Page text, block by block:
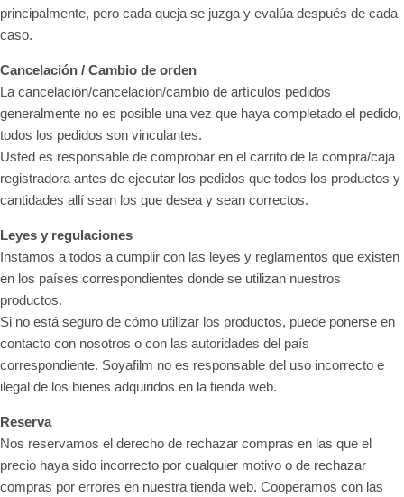
principalmente, pero cada queja se juzga y evalúa después de cada
caso.
Cancelación / Cambio de orden
La cancelación/cancelación/cambio de artículos pedidos
generalmente no es posible una vez que haya completado el pedido,
todos los pedidos son vinculantes.
Usted es responsable de comprobar en el carrito de la compra/caja
registradora antes de ejecutar los pedidos que todos los productos y
cantidades allí sean los que desea y sean correctos.
Leyes y regulaciones
Instamos a todos a cumplir con las leyes y reglamentos que existen
en los países correspondientes donde se utilizan nuestros
productos.
Si no está seguro de cómo utilizar los productos, puede ponerse en
contacto con nosotros o con las autoridades del país
correspondiente. Soyafilm no es responsable del uso incorrecto e
ilegal de los bienes adquiridos en la tienda web.
Reserva
Nos reservamos el derecho de rechazar compras en las que el
precio haya sido incorrecto por cualquier motivo o de rechazar
compras por errores en nuestra tienda web. Cooperamos con las